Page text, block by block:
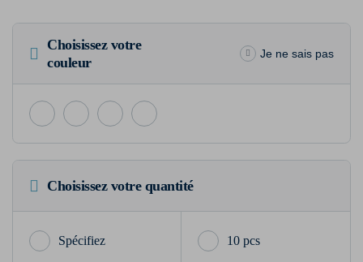
Choisissez votre
couleur
Je ne sais pas
Choisissez votre quantité
10 pcs